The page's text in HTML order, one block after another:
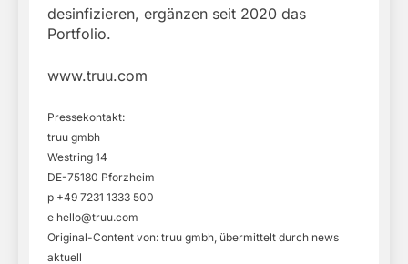
desinfizieren, ergänzen seit 2020 das
Portfolio.
www.truu.com
Pressekontakt:
truu gmbh
Westring 14
DE-75180 Pforzheim
p +49 7231 1333 500
e hello@truu.com
Original-Content von: truu gmbh, übermittelt durch news
aktuell